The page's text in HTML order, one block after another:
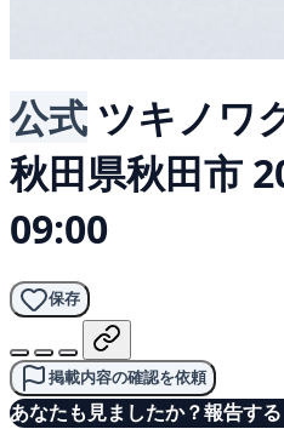
公式 ツキノワ
秋田県秋田市
09:00
保存
掲載内容の確認を依頼
あなたも見ましたか？報告する